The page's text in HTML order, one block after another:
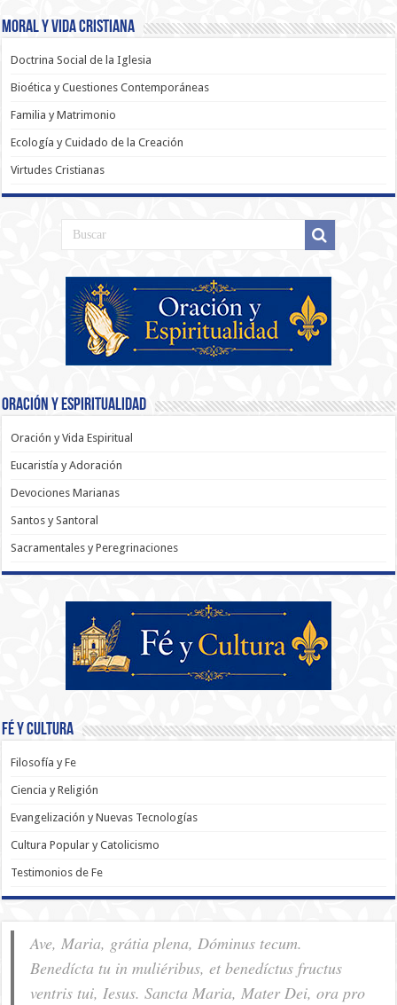
Moral y Vida Cristiana
Doctrina Social de la Iglesia
Bioética y Cuestiones Contemporáneas
Familia y Matrimonio
Ecología y Cuidado de la Creación
Virtudes Cristianas
Oración y Espiritualidad
Oración y Vida Espiritual
Eucaristía y Adoración
Devociones Marianas
Santos y Santoral
Sacramentales y Peregrinaciones
Fé y Cultura
Filosofía y Fe
Ciencia y Religión
Evangelización y Nuevas Tecnologías
Cultura Popular y Catolicismo
Testimonios de Fe
Ave, Maria, grátia plena, Dóminus tecum.
Benedícta tu in muliéribus, et benedíctus fructus
ventris tui, Iesus. Sancta Maria, Mater Dei, ora pro